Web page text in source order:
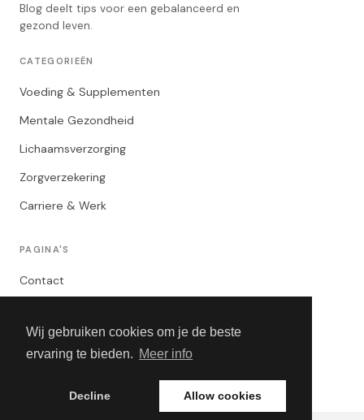
Wij gebruiken cookies om je de beste
ervaring te bieden. Meer info
Decline Allow cookies
Blog deelt tips voor een gebalanceerd en
gezond leven.
CATEGORIEËN
Voeding & Supplementen
Mentale Gezondheid
Lichaamsverzorging
Zorgverzekering
Carriere & Werk
PAGINA'S
Contact
Algemene Voorwaarden
Adverteren